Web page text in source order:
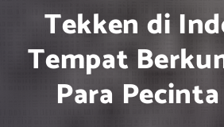
Tekken di
Tempat
Para